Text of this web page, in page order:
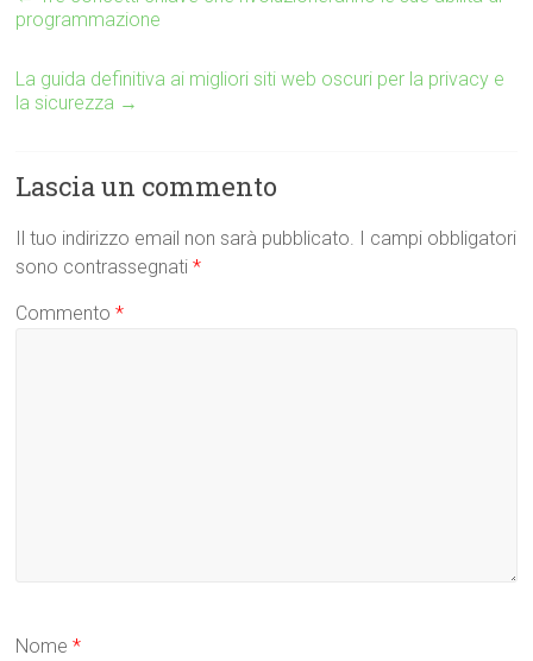
programmazione
La guida definitiva ai migliori siti web oscuri per la privacy e
la sicurezza →
Lascia un commento
Il tuo indirizzo email non sarà pubblicato. I campi obbligatori
sono contrassegnati*
Commento*
Nome*